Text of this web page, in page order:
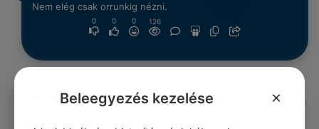
Nem elég csak orrunkig nézni.
0 0 0 126
#közmondásod Orban Andras
Beleegyezés kezelése ×